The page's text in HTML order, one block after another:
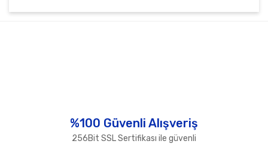
Ürün fiyatı diğer sitelerden daha pahalı.
%100 Güvenli Alışveriş
256Bit SSL Sertifikası ile güvenli